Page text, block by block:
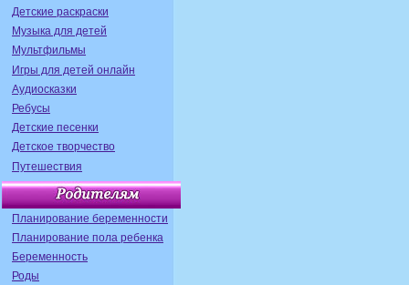
Детские раскраски
Музыка для детей
Мультфильмы
Игры для детей онлайн
Аудиосказки
Ребусы
Детские песенки
Детское творчество
Путешествия
Планирование беременности
Планирование пола ребенка
Беременность
Роды